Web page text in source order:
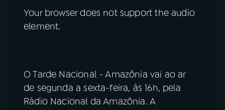
Your browser does not support the audio
element.
O Tarde Nacional - Amazônia vai ao ar
de segunda a sexta-feira, às 16h, pela
Rádio Nacional da Amazônia. A